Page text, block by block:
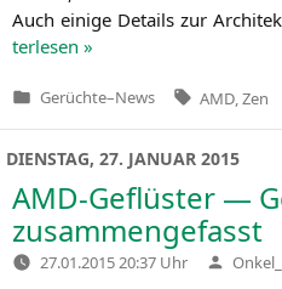
Auch eini­ge Details zur
ter­le­sen »
Veröffentlicht
Gerüchte–News Tags:
AMD Zen
DIENSTAG, 27. JANUAR 2015
AMD-Geflüster —
zusammengefasst
27.01.2015 20:37 Uhr
von